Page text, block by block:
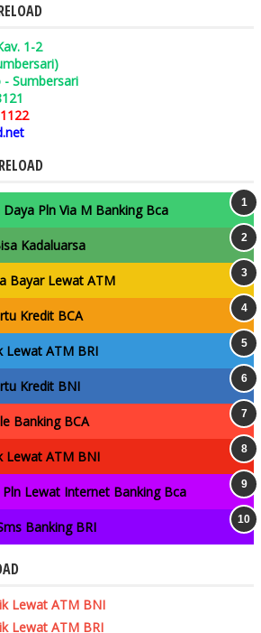
1-2
- Sumbersari
Pln Via M Banking Bca
Kadaluarsa
Bayar Lewat ATM
Kredit BCA
Lewat ATM BRI
Kredit BNI
Banking BCA
Lewat ATM BNI
Lewat Internet Banking Bca
Banking BRI
Lewat ATM BNI
Lewat ATM BRI